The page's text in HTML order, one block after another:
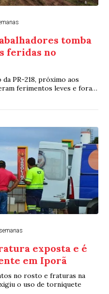
tomba
feridas no
PR-218, próximo aos
ferimentos leves e foram
exposta e é
em Iporã
no rosto e fraturas na
o uso de torniquete